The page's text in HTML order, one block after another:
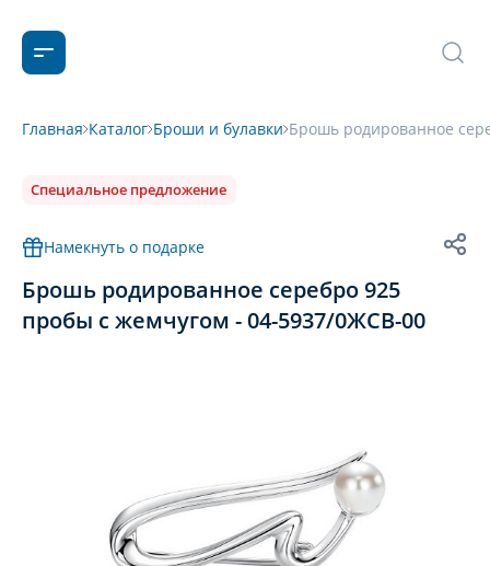
Главная Каталог Броши и булавки Брошь родированное
Специальное предложение
Намекнуть о подарке
Брошь родированное серебро 925
пробы с жемчугом - 04-5937/0ЖСВ-00